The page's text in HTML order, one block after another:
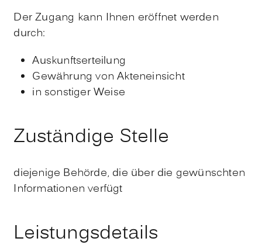
Der Zugang kann Ihnen eröffnet werden
durch:
Auskunftserteilung
Gewährung von Akteneinsicht
in sonstiger Weise
Zuständige Stelle
diejenige Behörde, die über die gewünschten
Informationen verfügt
Leistungsdetails